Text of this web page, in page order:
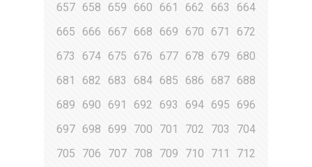
657 658 659 660 661 662 663
664
665
666 667 668 669 670 671
672
673
674 675 676 677 678 679
680
681
682 683 684 685 686 687 688
689
690 691 692 693 694 695
696
697 698 699 700 701 702 703
704
705
706 707 708 709 710 711
712